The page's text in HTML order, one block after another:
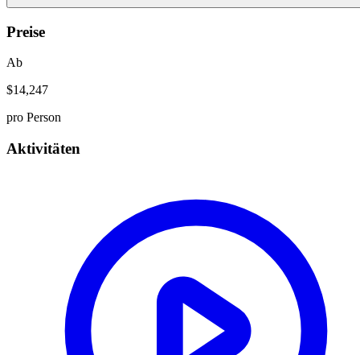
Preise
Ab
$14,247
pro Person
Aktivitäten